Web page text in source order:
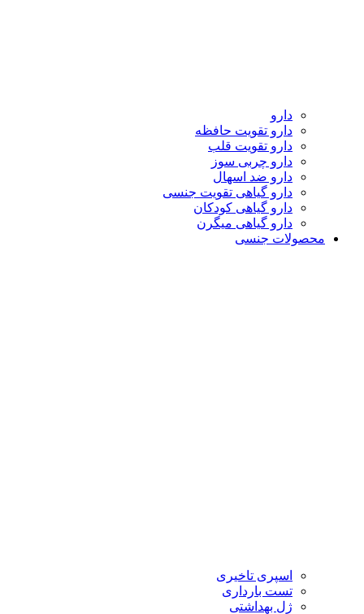
دارو
دارو تقویت حافظه
دارو تقویت قلب
دارو چربی سوز
دارو ضد اسهال
دارو گیاهی تقویت جنسی
دارو گیاهی کودکان
دارو گیاهی میگرن
محصولات جنسی
اسپری تاخیری
تست بارداری
ژل بهداشتی